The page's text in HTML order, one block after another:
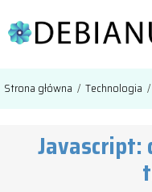
Strona główna / Technologia /
Javascript: